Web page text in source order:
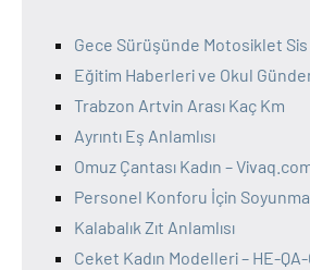
Gece Sürüşünde Motosiklet Sis
Eğitim Haberleri ve Okul
Trabzon Artvin Arası Kaç Km
Ayrıntı Eş Anlamlısı
Omuz Çantası Kadın –
Personel Konforu İçin Soyunma
Kalabalık Zıt Anlamlısı
Ceket Kadın Modelleri – HE-